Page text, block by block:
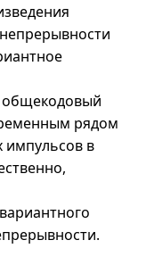
общекодовый
рядом
импульсов в